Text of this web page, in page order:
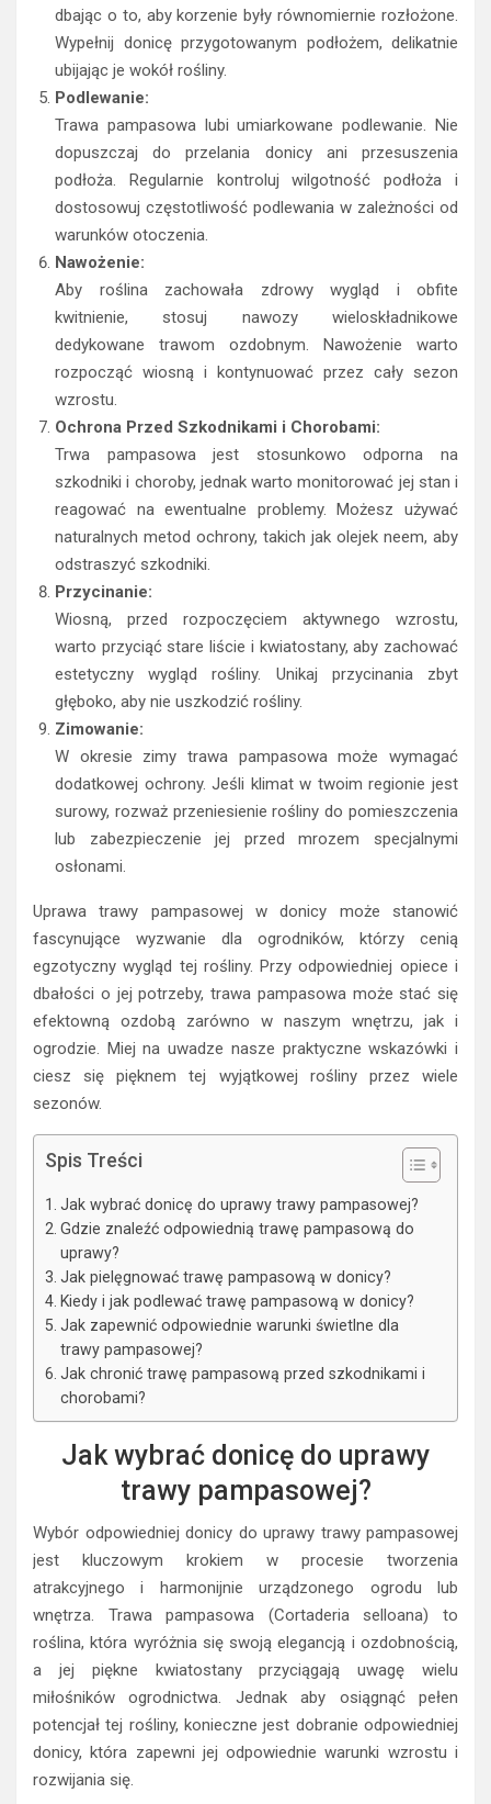
dbając o to, aby korzenie były równomiernie rozłożone.
Wypełnij donicę przygotowanym podłożem, delikatnie
ubijając je wokół rośliny.
Podlewanie:
Trawa pampasowa lubi umiarkowane podlewanie. Nie
dopuszczaj do przelania donicy ani przesuszenia
podłoża. Regularnie kontroluj wilgotność podłoża i
dostosowuj częstotliwość podlewania w zależności od
warunków otoczenia.
Nawożenie:
Aby roślina zachowała zdrowy wygląd i obfite
kwitnienie, stosuj nawozy wieloskładnikowe
dedykowane trawom ozdobnym. Nawożenie warto
rozpocząć wiosną i kontynuować przez cały sezon
wzrostu.
Ochrona Przed Szkodnikami i Chorobami:
Trwa pampasowa jest stosunkowo odporna na
szkodniki i choroby, jednak warto monitorować jej stan i
reagować na ewentualne problemy. Możesz używać
naturalnych metod ochrony, takich jak olejek neem, aby
odstraszyć szkodniki.
Przycinanie:
Wiosną, przed rozpoczęciem aktywnego wzrostu,
warto przyciąć stare liście i kwiatostany, aby zachować
estetyczny wygląd rośliny. Unikaj przycinania zbyt
głęboko, aby nie uszkodzić rośliny.
Zimowanie:
W okresie zimy trawa pampasowa może wymagać
dodatkowej ochrony. Jeśli klimat w twoim regionie jest
surowy, rozważ przeniesienie rośliny do pomieszczenia
lub zabezpieczenie jej przed mrozem specjalnymi
osłonami.
Uprawa trawy pampasowej w donicy może stanowić
fascynujące wyzwanie dla ogrodników, którzy cenią
egzotyczny wygląd tej rośliny. Przy odpowiedniej opiece i
dbałości o jej potrzeby, trawa pampasowa może stać się
efektowną ozdobą zarówno w naszym wnętrzu, jak i
ogrodzie. Miej na uwadze nasze praktyczne wskazówki i
ciesz się pięknem tej wyjątkowej rośliny przez wiele
sezonów.
Spis Treści
Jak wybrać donicę do uprawy trawy pampasowej?
Gdzie znaleźć odpowiednią trawę pampasową do
uprawy?
Jak pielęgnować trawę pampasową w donicy?
Kiedy i jak podlewać trawę pampasową w donicy?
Jak zapewnić odpowiednie warunki świetlne dla
trawy pampasowej?
Jak chronić trawę pampasową przed szkodnikami i
chorobami?
Jak wybrać donicę do uprawy
trawy pampasowej?
Wybór odpowiedniej donicy do uprawy trawy pampasowej
jest kluczowym krokiem w procesie tworzenia
atrakcyjnego i harmonijnie urządzonego ogrodu lub
wnętrza. Trawa pampasowa (Cortaderia selloana) to
roślina, która wyróżnia się swoją elegancją i ozdobnością,
a jej piękne kwiatostany przyciągają uwagę wielu
miłośników ogrodnictwa. Jednak aby osiągnąć pełen
potencjał tej rośliny, konieczne jest dobranie odpowiedniej
donicy, która zapewni jej odpowiednie warunki wzrostu i
rozwijania się.